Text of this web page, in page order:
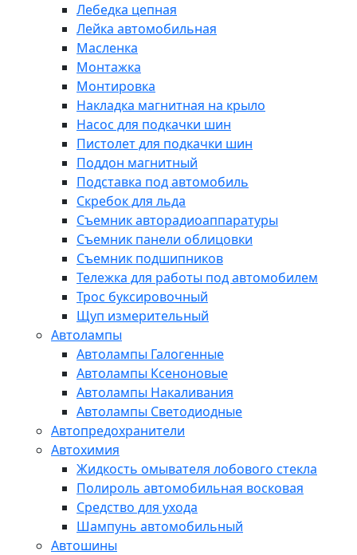
Лебедка цепная
Лейка автомобильная
Масленка
Монтажка
Монтировка
Накладка магнитная на крыло
Насос для подкачки шин
Пистолет для подкачки шин
Поддон магнитный
Подставка под автомобиль
Скребок для льда
Съемник авторадиоаппаратуры
Съемник панели облицовки
Съемник подшипников
Тележка для работы под автомобилем
Трос буксировочный
Щуп измерительный
Автолампы
Автолампы Галогенные
Автолампы Ксеноновые
Автолампы Накаливания
Автолампы Светодиодные
Автопредохранители
Автохимия
Жидкость омывателя лобового стекла
Полироль автомобильная восковая
Средство для ухода
Шампунь автомобильный
Автошины